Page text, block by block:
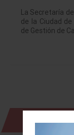
La Secretaría
de la Ciudad
de Gestión de